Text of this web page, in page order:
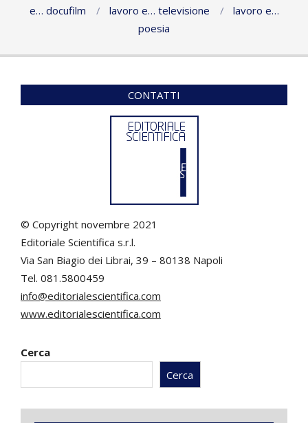
e… docufilm
lavoro e… televisione
lavoro e…
poesia
CONTATTI
© Copyright novembre 2021
Editoriale Scientifica s.r.l.
Via San Biagio dei Librai, 39 – 80138 Napoli
Tel. 081.5800459
info@editorialescientifica.com
www.editorialescientifica.com
Cerca
Cerca